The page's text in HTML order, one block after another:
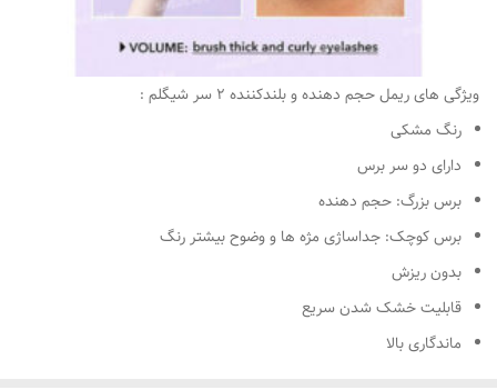
ویژگی های ریمل حجم دهنده و بلندکننده 2 سر شیگلم :
رنگ مشکی
دارای دو سر برس
برس بزرگ: حجم دهنده
برس کوچک: جداساژی مژه ها و وضوح بیشتر رنگ
بدون ریزش
قابلیت خشک شدن سریع
ماندگاری بالا